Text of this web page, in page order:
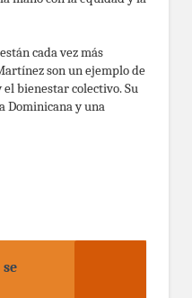
cada vez más
son un ejemplo de
bienestar colectivo. Su
Dominicana y una
se